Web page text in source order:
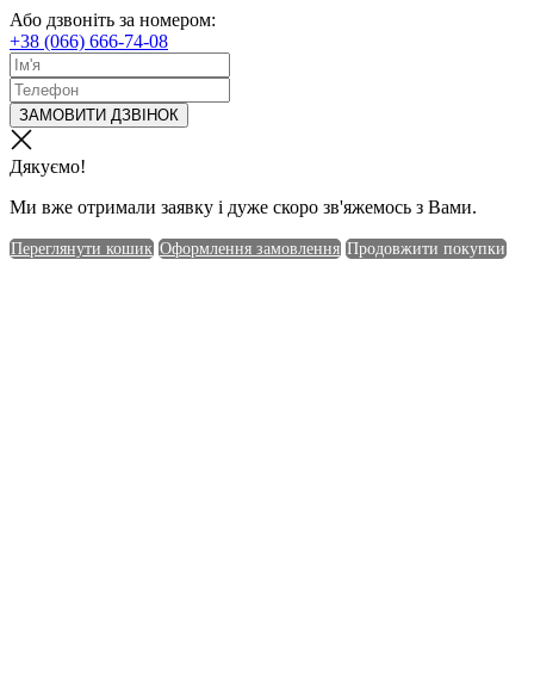
Або дзвоніть за номером:
+38 (066) 666-74-08
ЗАМОВИТИ ДЗВІНОК
Дякуємо!
Ми вже отримали заявку і дуже скоро зв'яжемось з Вами.
Переглянути кошик Оформлення замовлення Продовжити покупки